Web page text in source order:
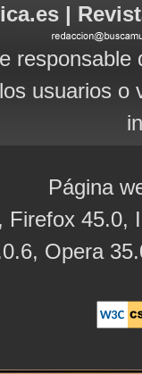
|
usuarios
Página
Firefox 45.0,
Opera